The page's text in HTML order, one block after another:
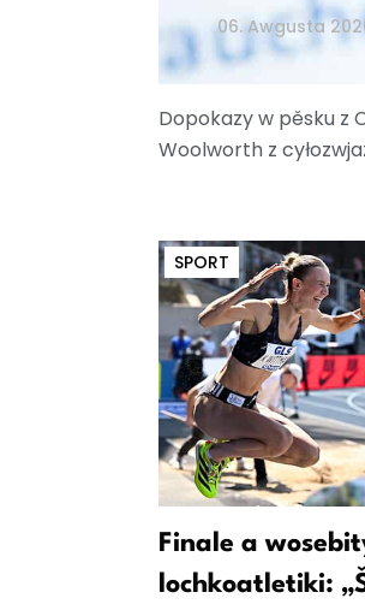
06. Awgusta
Dopokazy w pěsku z
Woolworth z
SPORT
Finale a
lochkoatletiki: